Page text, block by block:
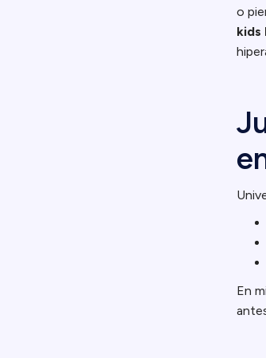
o
kids
En